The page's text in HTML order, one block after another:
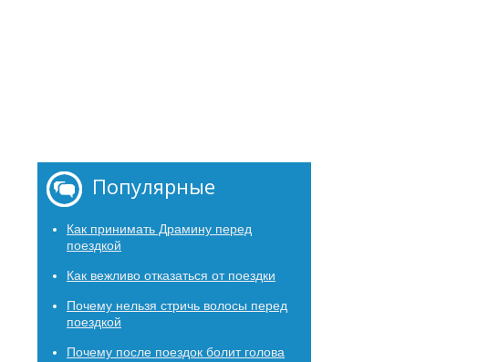
Популярные
Как принимать Драмину перед
поездкой
Как вежливо отказаться от поездки
Почему нельзя стричь волосы перед
поездкой
Почему после поездок болит голова